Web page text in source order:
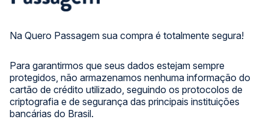
Na Quero Passagem sua compra é totalmente segura!
Para garantirmos que seus dados estejam sempre
protegidos, não armazenamos nenhuma informação do
cartão de crédito utilizado, seguindo os protocolos de
criptografia e de segurança das principais instituições
bancárias do Brasil.